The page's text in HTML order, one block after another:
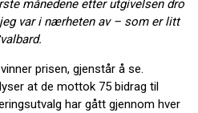
månedene etter utgivelsen dro
var i nærheten av – som er litt
prisen, gjenstår å se.
at de mottok 75 bidrag til
har gått gjennom hver